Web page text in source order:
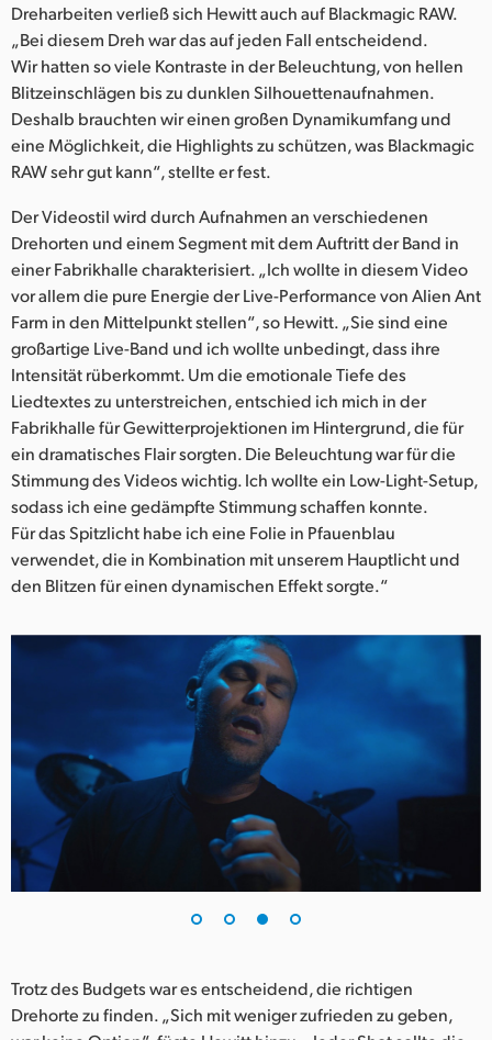
Dreharbeiten verließ sich Hewitt auch auf Blackmagic RAW.
„Bei diesem Dreh war das auf jeden Fall entscheidend.
Wir hatten so viele Kontraste in der Beleuchtung, von hellen
Blitzeinschlägen bis zu dunklen Silhouettenaufnahmen.
Deshalb brauchten wir einen großen Dynamikumfang und
eine Möglichkeit, die Highlights zu schützen, was Blackmagic
RAW sehr gut kann“, stellte er fest.
Der Videostil wird durch Aufnahmen an verschiedenen
Drehorten und einem Segment mit dem Auftritt der Band in
einer Fabrikhalle charakterisiert. „Ich wollte in diesem Video
vor allem die pure Energie der Live-Performance von Alien Ant
Farm in den Mittelpunkt stellen“, so Hewitt. „Sie sind eine
großartige Live-Band und ich wollte unbedingt, dass ihre
Intensität rüberkommt. Um die emotionale Tiefe des
Liedtextes zu unterstreichen, entschied ich mich in der
Fabrikhalle für Gewitterprojektionen im Hintergrund, die für
ein dramatisches Flair sorgten. Die Beleuchtung war für die
Stimmung des Videos wichtig. Ich wollte ein Low-Light-Setup,
sodass ich eine gedämpfte Stimmung schaffen konnte.
Für das Spitzlicht habe ich eine Folie in Pfauenblau
verwendet, die in Kombination mit unserem Hauptlicht und
den Blitzen für einen dynamischen Effekt sorgte.“
Trotz des Budgets war es entscheidend, die richtigen
Drehorte zu finden. „Sich mit weniger zufrieden zu geben,